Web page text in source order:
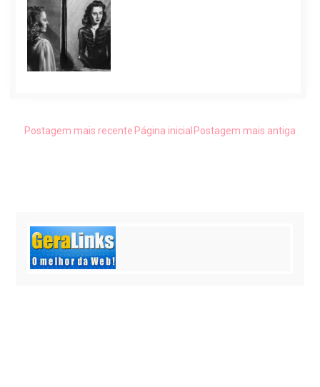
Postagem mais recente Postagem mais antiga
Página inicial